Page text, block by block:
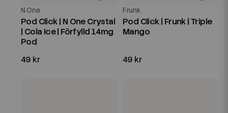
N One
Pod Click | N One Crystal
| Cola Ice | Förfylld 14mg
Pod
49 kr
Frunk
Pod Click | Frunk | Triple
Mango
49 kr